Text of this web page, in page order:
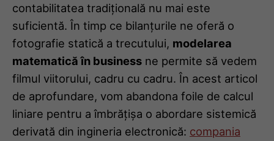
contabilitatea tradițională nu mai este
suficientă. În timp ce bilanțurile ne oferă o
fotografie statică a trecutului, modelarea
matematică în business ne permite să vedem
filmul viitorului, cadru cu cadru. În acest articol
de aprofundare, vom abandona foile de calcul
liniare pentru a îmbrățișa o abordare sistemică
derivată din ingineria electronică: compania